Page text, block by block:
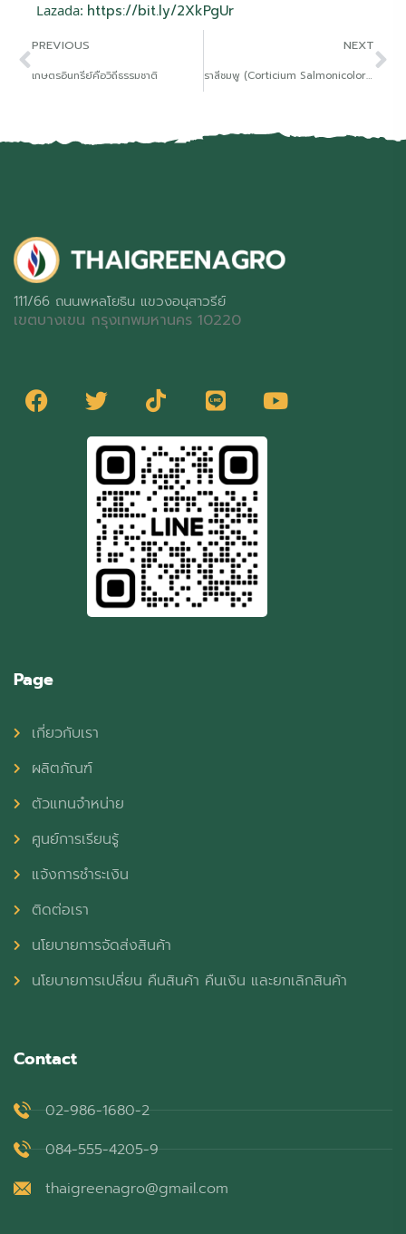
Lazada: https://bit.ly/2XkPgUr
PREVIOUS
เกษตรอินทรีย์คือวิถีธรรมชาติ
NEXT
ราสีชมพู (Corticium Salmonicolor) ในทุเรียน
111/66 ถนนพหลโยธิน แขวงอนุสาวรีย์
เขตบางเขน กรุงเทพมหานคร 10220
Page
เกี่ยวกับเรา
ผลิตภัณฑ์
ตัวแทนจำหน่าย
ศูนย์การเรียนรู้
แจ้งการชำระเงิน
ติดต่อเรา
นโยบายการจัดส่งสินค้า
นโยบายการเปลี่ยน คืนสินค้า คืนเงิน และยกเลิกสินค้า
Contact
02-986-1680-2
084-555-4205-9
thaigreenagro@gmail.com